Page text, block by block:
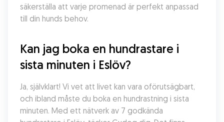
säkerställa att varje promenad är perfekt anpassad
till din hunds behov.
Kan jag boka en hundrastare i
sista minuten i Eslöv?
Ja, självklart! Vi vet att livet kan vara oförutsägbart,
och ibland måste du boka en hundrastning i sista
minuten. Med ett nätverk av 7 godkända